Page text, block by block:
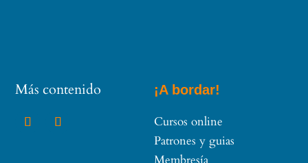
Más contenido ¡A bordar!
Cursos online
Patrones y guias
Membresía